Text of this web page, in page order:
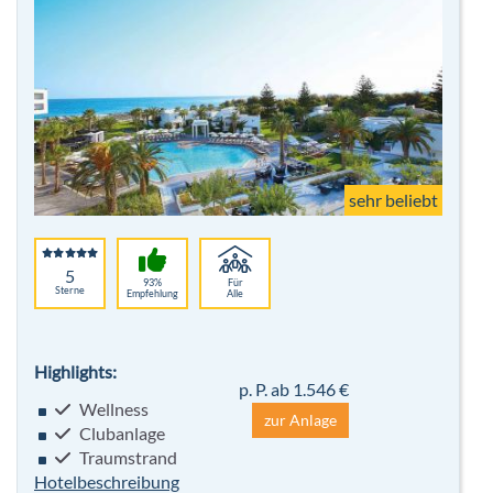
sehr beliebt
5
Sterne
93%
Empfehlung
Für
Alle
Highlights:
Wellness
Clubanlage
Traumstrand
Hotelbeschreibung
p. P. ab 1.546 €
zur Anlage